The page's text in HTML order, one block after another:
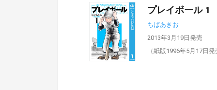
プレイボール 1
ちばあきお
2013年3月19日発売
（紙版1996年5月17日発